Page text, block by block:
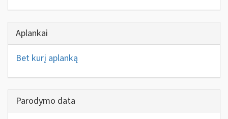
Aplankai
Bet kurį aplanką
Parodymo data